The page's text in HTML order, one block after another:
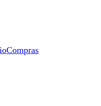
Compras